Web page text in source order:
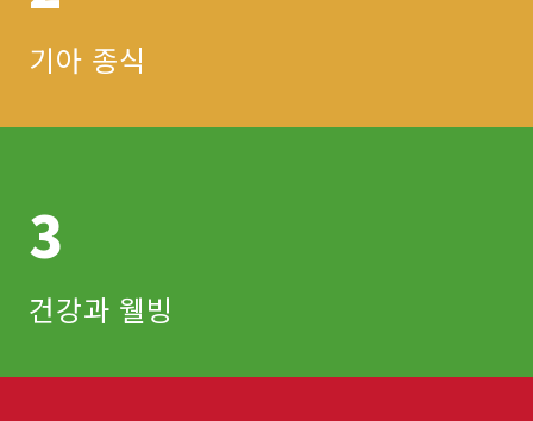
기아 종식
3
건강과 웰빙